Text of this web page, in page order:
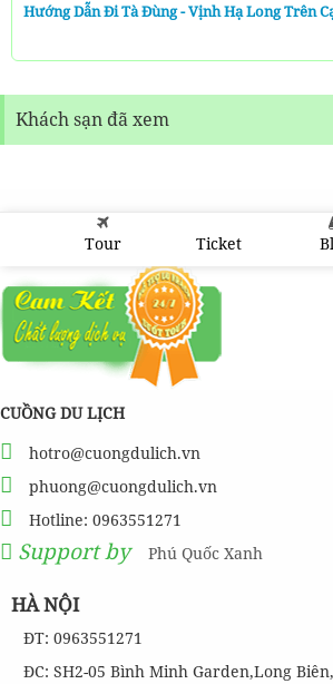
Hướng Dẫn Đi Tà Đùng - Vịnh Hạ Long Trên
Khách sạn đã xem
Tour Ticket
CUỒNG DU LỊCH
hotro@cuongdulich.vn
phuong@cuongdulich.vn
Hotline: 0963551271
Support by Phú Quốc Xanh
HÀ NỘI
ĐT: 0963551271
ĐC: SH2-05 Bình Minh Garden,Long